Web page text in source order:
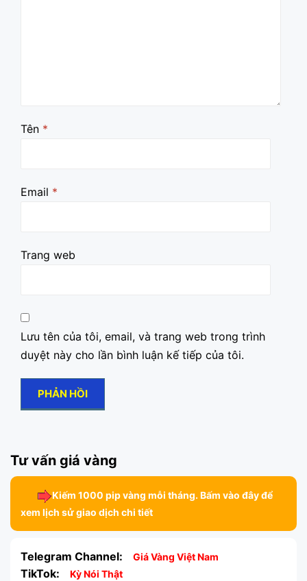
Tên *
Email *
Trang web
Lưu tên của tôi, email, và trang web trong trình
duyệt này cho lần bình luận kế tiếp của tôi.
Tư vấn giá vàng
Kiếm 1000 pip vàng mỗi tháng. Bấm vào đây để
xem lịch sử giao dịch chi tiết
Telegram Channel: Giá Vàng Việt Nam
TikTok: Kỳ Nói Thật